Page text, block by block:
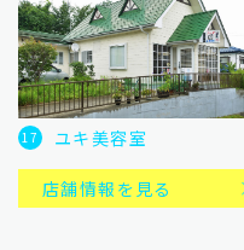
17 ユキ美容室
店舗情報を見る